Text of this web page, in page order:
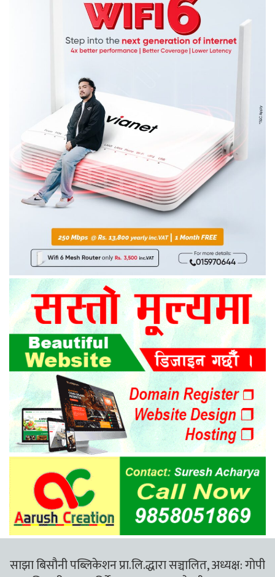
साझा बिसौनी पब्लिकेशन प्रा.लि.द्धारा सञ्चालित, अध्यक्ष: गोपी